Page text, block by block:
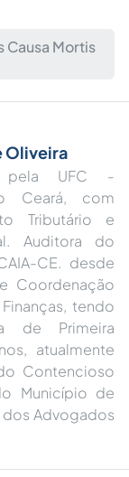
Causa Mortis
Oliveira
pela UFC -
Ceará, com
Tributário e
Auditora do
CE. desde
Coordenação
tendo
de Primeira
atualmente
Contencioso
Município de
dos Advogados